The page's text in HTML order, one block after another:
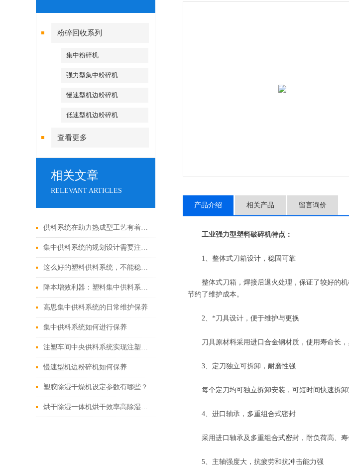
粉碎回收系列
集中粉碎机
强力型集中粉碎机
慢速型机边粉碎机
低速型机边粉碎机
查看更多
相关文章
RELEVANT ARTICLES
供料系统在助力热成型工艺有着怎样的提升？
集中供料系统的规划设计需要注意什么？
这么好的塑料供料系统，不能稳定运行真是亏了
降本增效利器：塑料集中供料系统的绿色智造实践
高思集中供料系统的日常维护保养
集中供料系统如何进行保养
注塑车间中央供料系统实现注塑生产的高效协同与质量管控
慢速型机边粉碎机如何保养
塑胶除湿干燥机设定参数有哪些？
烘干除湿一体机烘干效率高除湿效果好
产品介绍 相关产品 留言询价
工业强力型塑料破碎机特点：
1、整体式刀箱设计，稳固可靠
整体式刀箱，焊接后退火处理，保证了较好的机
节约了维护成本。
2、*刀具设计，便于维护与更换
刀具原材料采用进口合金钢材质，使用寿命长，
3、定刀独立可拆卸，耐磨性强
每个定刀均可独立拆卸安装，可短时间快速拆卸
4、进口轴承，多重组合式密封
采用进口轴承及多重组合式密封，耐负荷高、寿
5、主轴强度大，抗疲劳和抗冲击能力强